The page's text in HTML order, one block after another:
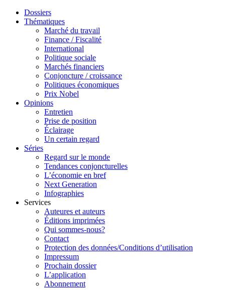
Dossiers
Thématiques
Marché du travail
Finance / Fiscalité
International
Politique sociale
Marchés financiers
Conjoncture / croissance
Politiques économiques
Prix Nobel
Opinions
Entretien
Prise de position
Éclairage
Un certain regard
Séries
Regard sur le monde
Tendances conjoncturelles
L’économie en bref
Next Generation
Infographies
Services
Auteures et auteurs
Éditions imprimées
Qui sommes-nous?
Contact
Protection des données/Conditions d’utilisation
Impressum
Prochain dossier
L’application
Abonnement